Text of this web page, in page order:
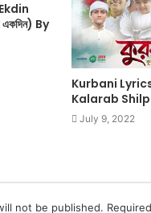
By
Kurbani Lyrics
Kalarab
July 9, 2022
not be published.